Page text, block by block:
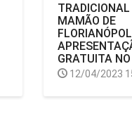
TRADICIONAL
MAMÃO DE
GRATUITA
12/04/2023